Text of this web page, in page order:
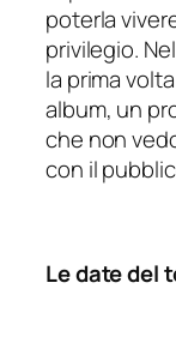
poterla
privilegio.
la prima
album, un
che non
con il
Le date del